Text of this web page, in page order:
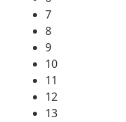
7
8
9
10
11
12
13